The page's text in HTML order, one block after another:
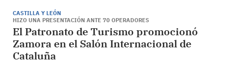
CASTILLA Y LEÓN
HIZO UNA PRESENTACIÓN ANTE 70 OPERADORES
El Patronato de Turismo promocionó
Zamora en el Salón Internacional de
Cataluña